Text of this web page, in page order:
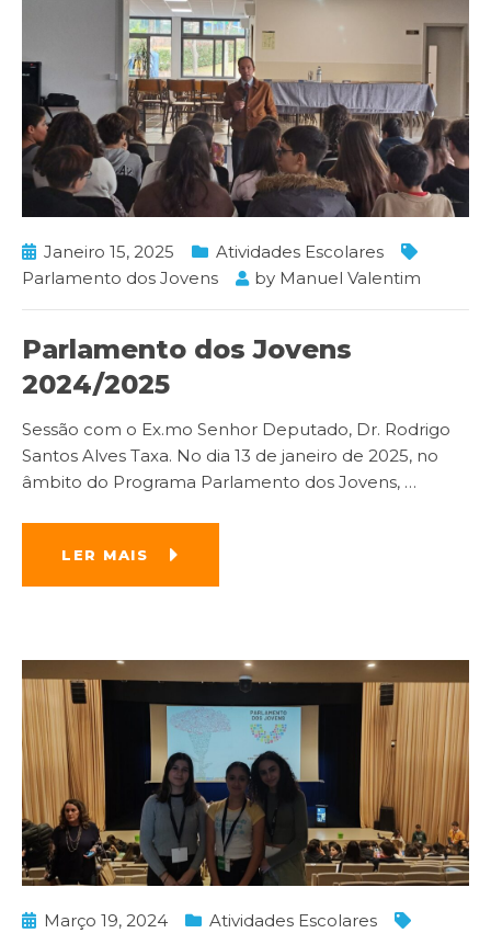
Janeiro 15, 2025
Atividades Escolares
Parlamento dos Jovens
by Manuel Valentim
Parlamento dos Jovens
2024/2025
Sessão com o Ex.mo Senhor Deputado, Dr. Rodrigo
Santos Alves Taxa. No dia 13 de janeiro de 2025, no
âmbito do Programa Parlamento dos Jovens, …
LER MAIS
Março 19, 2024
Atividades Escolares